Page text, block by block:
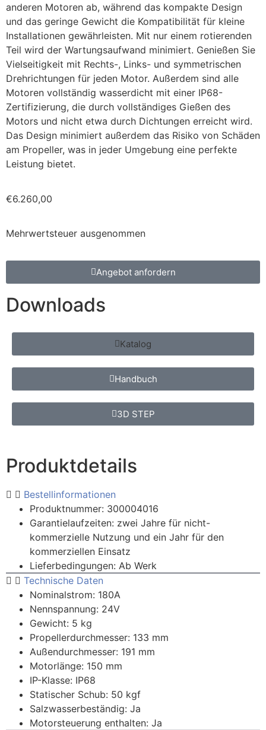
anderen Motoren ab, während das kompakte Design
und das geringe Gewicht die Kompatibilität für kleine
Installationen gewährleisten. Mit nur einem rotierenden
Teil wird der Wartungsaufwand minimiert. Genießen Sie
Vielseitigkeit mit Rechts-, Links- und symmetrischen
Drehrichtungen für jeden Motor. Außerdem sind alle
Motoren vollständig wasserdicht mit einer IP68-
Zertifizierung, die durch vollständiges Gießen des
Motors und nicht etwa durch Dichtungen erreicht wird.
Das Design minimiert außerdem das Risiko von Schäden
am Propeller, was in jeder Umgebung eine perfekte
Leistung bietet.
€6.260,00
Mehrwertsteuer ausgenommen
Angebot anfordern
Downloads
Katalog
Handbuch
3D STEP
Produktdetails
Bestellinformationen
Produktnummer: 300004016
Garantielaufzeiten: zwei Jahre für nicht-
kommerzielle Nutzung und ein Jahr für den
kommerziellen Einsatz
Lieferbedingungen: Ab Werk
Technische Daten
Nominalstrom: 180A
Nennspannung: 24V
Gewicht: 5 kg
Propellerdurchmesser: 133 mm
Außendurchmesser: 191 mm
Motorlänge: 150 mm
IP-Klasse: IP68
Statischer Schub: 50 kgf
Salzwasserbeständig: Ja
Motorsteuerung enthalten: Ja